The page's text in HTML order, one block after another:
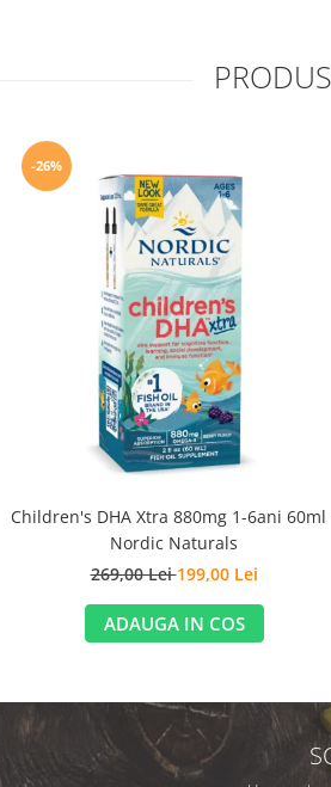
-26%
Children's DHA Xtra 880mg 1-6ani 60ml
Nordic Naturals
269,00 Lei199,00 Lei
ADAUGA IN COS